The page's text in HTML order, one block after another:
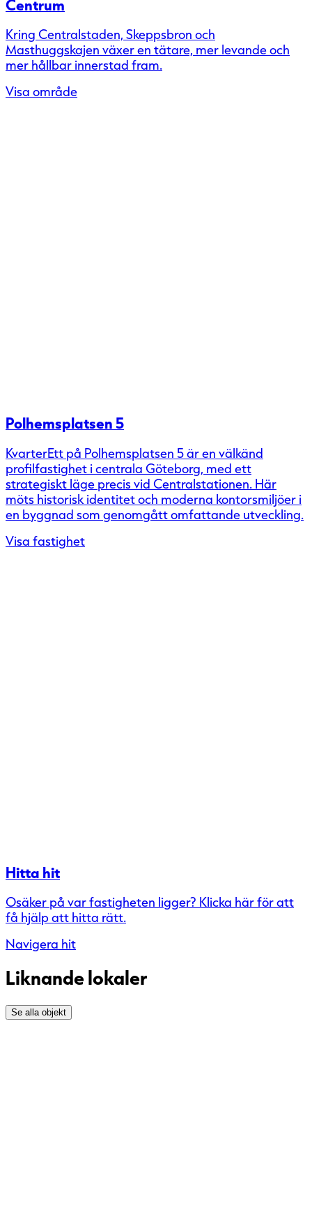
Centrum
Kring Centralstaden, Skeppsbron och
Masthuggskajen växer en tätare, mer levande och
mer hållbar innerstad fram.
Visa område
Polhemsplatsen 5
KvarterEtt på Polhemsplatsen 5 är en välkänd
profilfastighet i centrala Göteborg, med ett
strategiskt läge precis vid Centralstationen. Här
möts historisk identitet och moderna kontorsmiljöer i
en byggnad som genomgått omfattande utveckling.
Visa fastighet
Hitta hit
Osäker på var fastigheten ligger? Klicka här för att
få hjälp att hitta rätt.
Navigera hit
Liknande lokaler
Se alla objekt